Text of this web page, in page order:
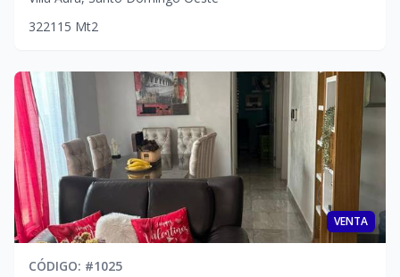
322115 Mt2
VENTA
CÓDIGO: #1025